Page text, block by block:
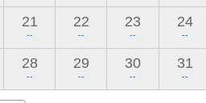
21
--
22
--
23
--
24
--
28
--
29
--
30
--
31
--